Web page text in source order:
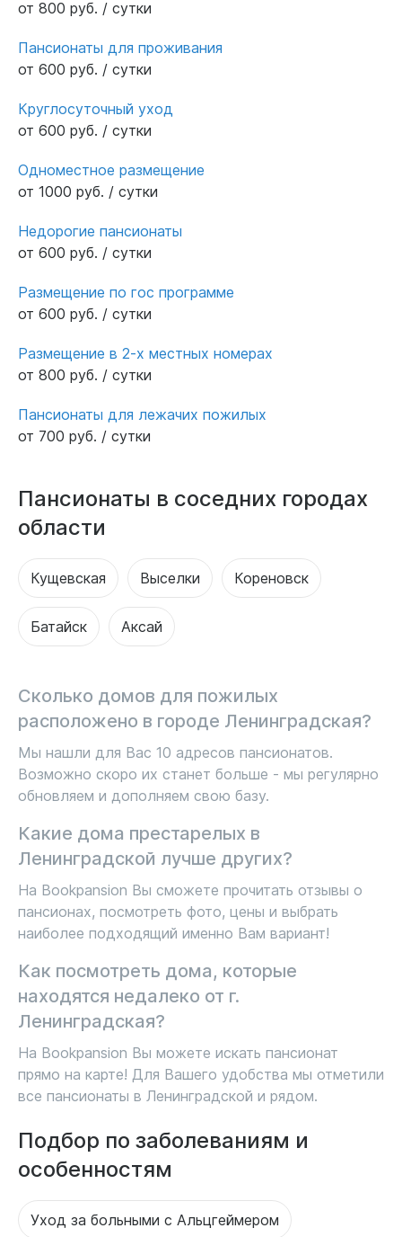
от 800 руб. / сутки
Пансионаты для проживания
от 600 руб. / сутки
Круглосуточный уход
от 600 руб. / сутки
Одноместное размещение
от 1000 руб. / сутки
Недорогие пансионаты
от 600 руб. / сутки
Размещение по гос программе
от 600 руб. / сутки
Размещение в 2-х местных номерах
от 800 руб. / сутки
Пансионаты для лежачих пожилых
от 700 руб. / сутки
Пансионаты в соседних городах
области
Кущевская Выселки Кореновск
Батайск Аксай
Сколько домов для пожилых
расположено в городе Ленинградская?
Мы нашли для Вас 10 адресов пансионатов.
Возможно скоро их станет больше - мы регулярно
обновляем и дополняем свою базу.
Какие дома престарелых в
Ленинградской лучше других?
На Bookpansion Вы сможете прочитать отзывы о
пансионах, посмотреть фото, цены и выбрать
наиболее подходящий именно Вам вариант!
Как посмотреть дома, которые
находятся недалеко от г.
Ленинградская?
На Bookpansion Вы можете искать пансионат
прямо на карте! Для Вашего удобства мы отметили
все пансионаты в Ленинградской и рядом.
Подбор по заболеваниям и
особенностям
Уход за больными с Альцгеймером